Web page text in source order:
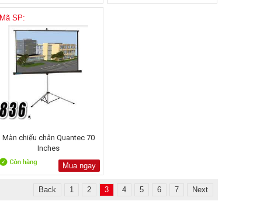
Mã SP:
Màn chiếu chân Quantec 70
Inches
Mua ngay
Back 1 2 3 4 5 6 7 Next